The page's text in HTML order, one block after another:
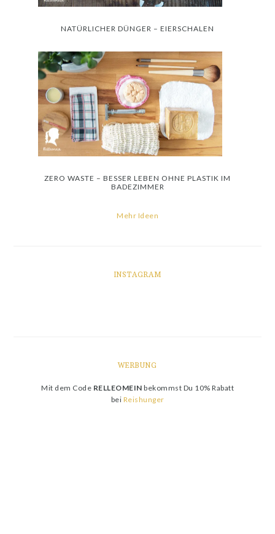
NATÜRLICHER DÜNGER – EIERSCHALEN
ZERO WASTE – BESSER LEBEN OHNE PLASTIK IM
BADEZIMMER
Mehr Ideen
INSTAGRAM
WERBUNG
Mit dem Code RELLEOMEIN bekommst Du 10% Rabatt
bei Reishunger